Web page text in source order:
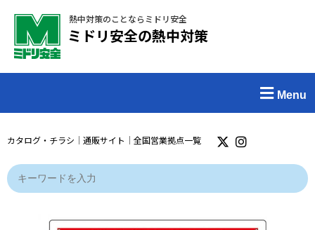
熱中対策のことならミドリ安全
ミドリ安全の熱中対策
Menu
カタログ・チラシ ｜ 通販サイト ｜ 全国営業拠点一覧